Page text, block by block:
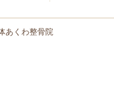
あくわ整骨院